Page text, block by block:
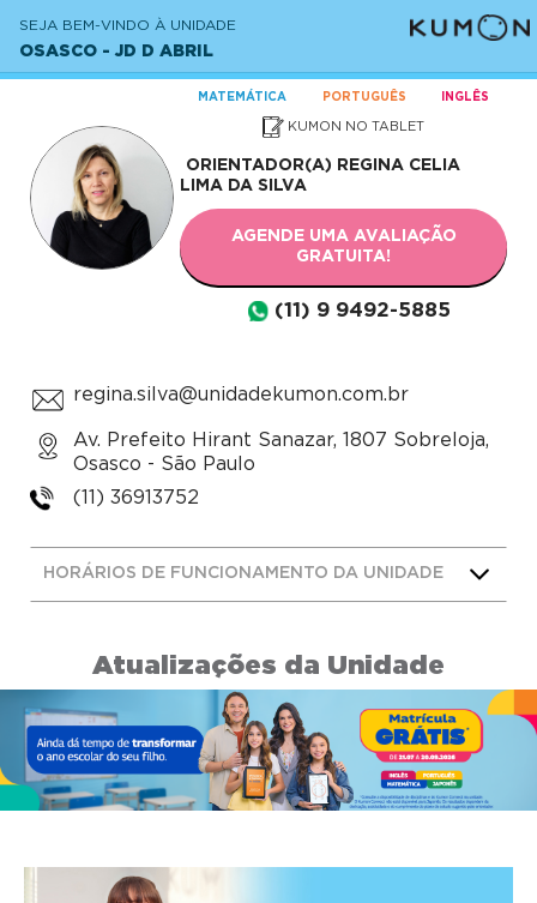
SEJA BEM-VINDO À UNIDADE
OSASCO - JD D ABRIL
MATEMÁTICA PORTUGUÊS INGLÊS
KUMON NO TABLET
ORIENTADOR(A) REGINA CELIA
LIMA DA SILVA
AGENDE UMA AVALIAÇÃO
GRATUITA!
(11) 9 9492-5885
regina.silva@unidadekumon.com.br
Av. Prefeito Hirant Sanazar, 1807 Sobreloja,
Osasco - São Paulo
(11) 36913752
HORÁRIOS DE FUNCIONAMENTO DA UNIDADE
Atualizações da Unidade